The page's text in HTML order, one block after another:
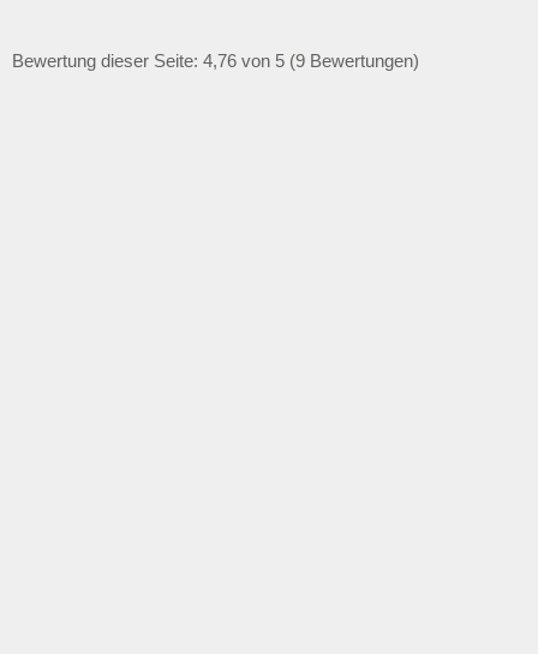
Bewertung dieser Seite: 4,76 von 5 (9 Bewertungen)